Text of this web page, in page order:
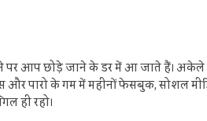
पर आप छोड़े जाने के डर में आ जाते हैं।
पारो के गम में महीनों फेसबुक, सोशल
ही रहो।